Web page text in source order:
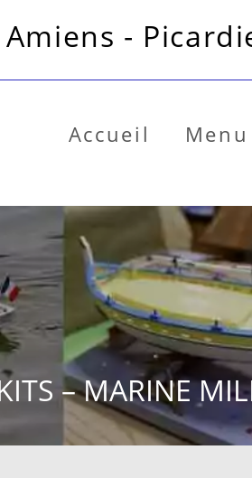
-
Accueil Menu
– MARINE